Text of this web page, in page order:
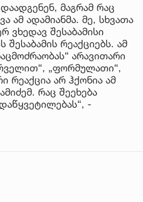
მაგრამ რაც
ამ ადამიანმა. მე, სხვათა
ვხედავ შესაბამისი
რეაქციებს. ამ
არავითარი
„ფორმულათი“,
რეაქცია არ ჰქონია ამ
რაც შეეხება
-